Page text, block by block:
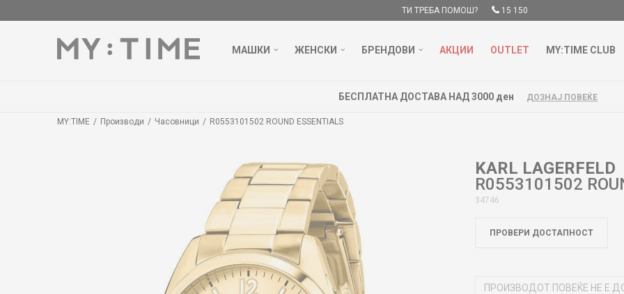
ТИ ТРЕБА ПОМОШ? 15 150
МАШКИ ЖЕНСКИ БРЕНДОВИ АКЦИИ OUTLET MY:TIME CLUB
БЕСПЛАТНА ДОСТАВА НАД 3000 ден ДОЗНАЈ ПОВЕЌЕ
MY:TIME Производи Часовници R0553101502 ROUND ESSENTIALS
KARL LAGERFELD
R0553101502
34746
ПРОВЕРИ ДОСТАПНОСТ
ПРОИЗВОДОТ ПОВЕЌЕ НЕ Е